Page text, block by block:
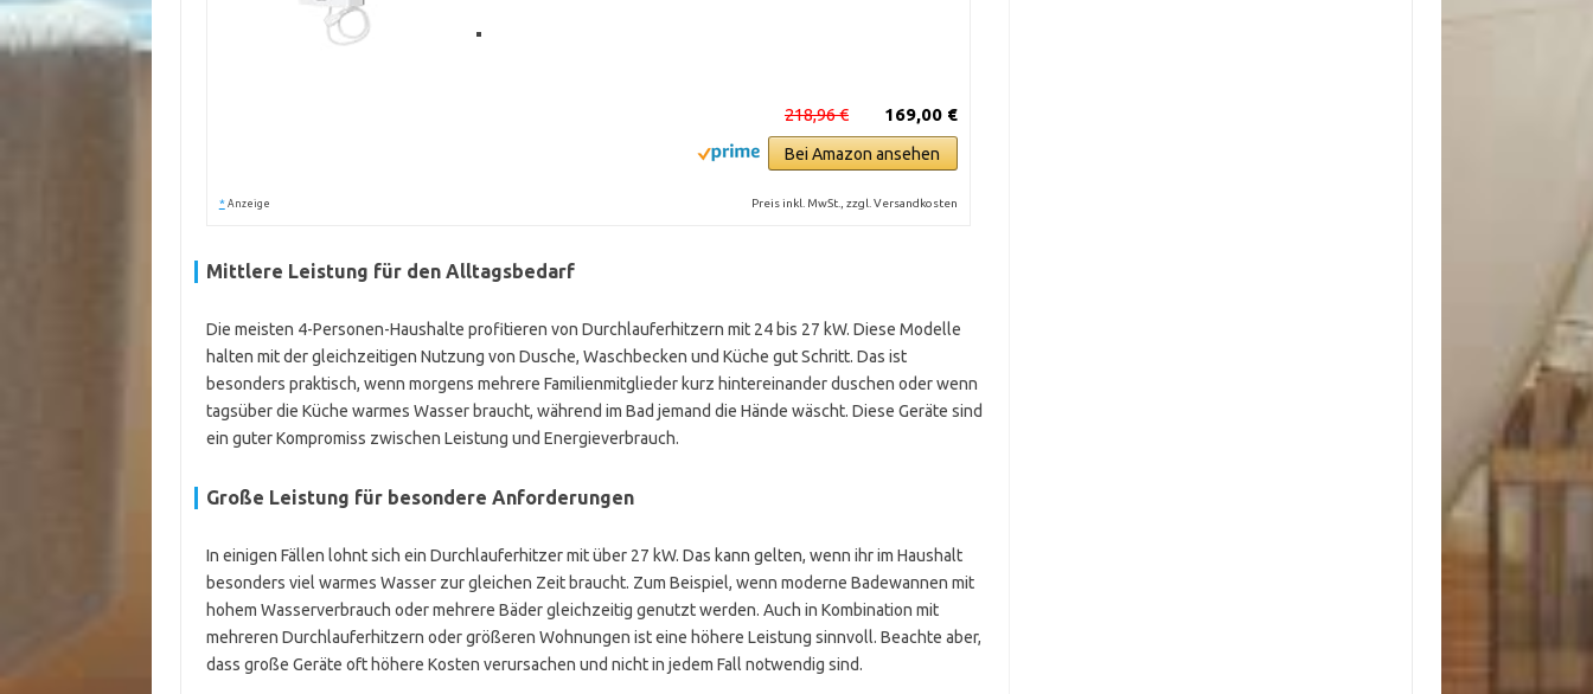
169,00 €
218,96 €
Bei Amazon ansehen
* Anzeige Preis inkl. MwSt., zzgl. Versandkosten
Mittlere Leistung für den Alltagsbedarf
Die meisten 4-Personen-Haushalte profitieren von Durchlauferhitzern mit 24 bis 27 kW. Diese Modelle
halten mit der gleichzeitigen Nutzung von Dusche, Waschbecken und Küche gut Schritt. Das ist
besonders praktisch, wenn morgens mehrere Familienmitglieder kurz hintereinander duschen oder wenn
tagsüber die Küche warmes Wasser braucht, während im Bad jemand die Hände wäscht. Diese Geräte sind
ein guter Kompromiss zwischen Leistung und Energieverbrauch.
Große Leistung für besondere Anforderungen
In einigen Fällen lohnt sich ein Durchlauferhitzer mit über 27 kW. Das kann gelten, wenn ihr im Haushalt
besonders viel warmes Wasser zur gleichen Zeit braucht. Zum Beispiel, wenn moderne Badewannen mit
hohem Wasserverbrauch oder mehrere Bäder gleichzeitig genutzt werden. Auch in Kombination mit
mehreren Durchlauferhitzern oder größeren Wohnungen ist eine höhere Leistung sinnvoll. Beachte aber,
dass große Geräte oft höhere Kosten verursachen und nicht in jedem Fall notwendig sind.